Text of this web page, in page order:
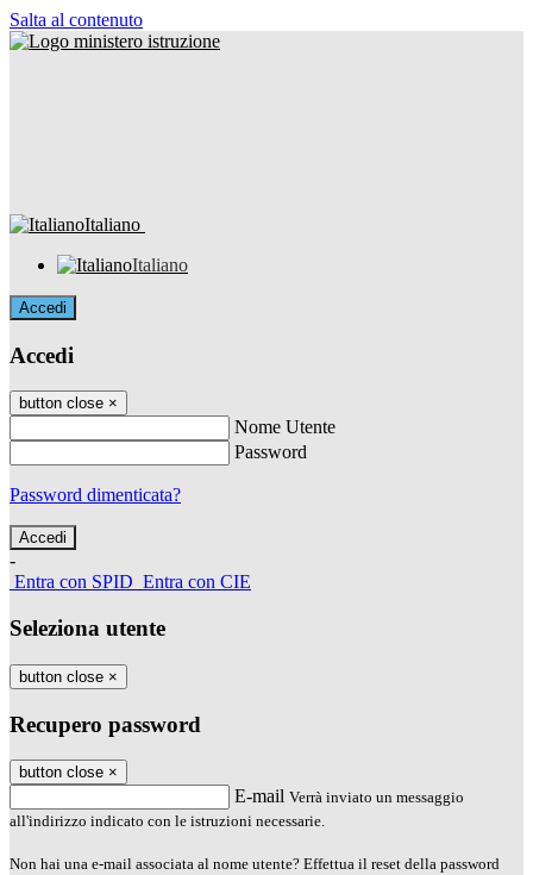
Salta al contenuto
Italiano
Italiano
Accedi
Accedi
button close ×
Nome Utente
Password
Password dimenticata?
-
Entra con SPID Entra con CIE
Seleziona utente
button close ×
Recupero password
button close ×
E-mail Verrà inviato un messaggio
all'indirizzo indicato con le istruzioni necessarie.
Non hai una e-mail associata al nome utente? Effettua il reset della password